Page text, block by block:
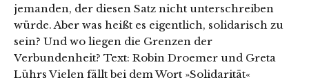
jemanden, der diesen Satz nicht unterschreiben
würde. Aber was heißt es eigentlich, solidarisch zu
sein? Und wo liegen die Grenzen der
Verbundenheit? Text: Robin Droemer und Greta
Lührs Vielen fällt bei dem Wort »Solidarität«